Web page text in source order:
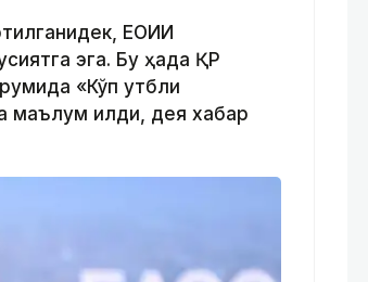
ЕОИИ
эга. Бу ҳақда ҚР
«Кўп қутбли
маълум қилди, дея хабар